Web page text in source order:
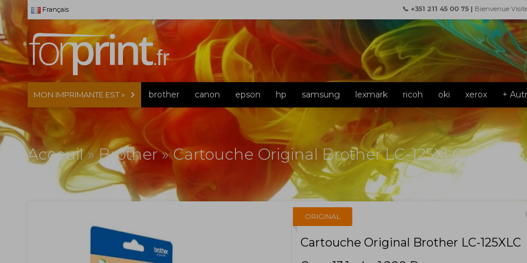
Français 📞 +351 211 45 00 75 | Bienvenue
MON IMPRIMANTE EST » brother canon epson hp samsung lexmark ricoh oki xerox +
Acceuil»Brother»Cartouche Original Brother LC-125XLC Cyan
ORIGINAL
Cartouche Original Brother LC-125XLC